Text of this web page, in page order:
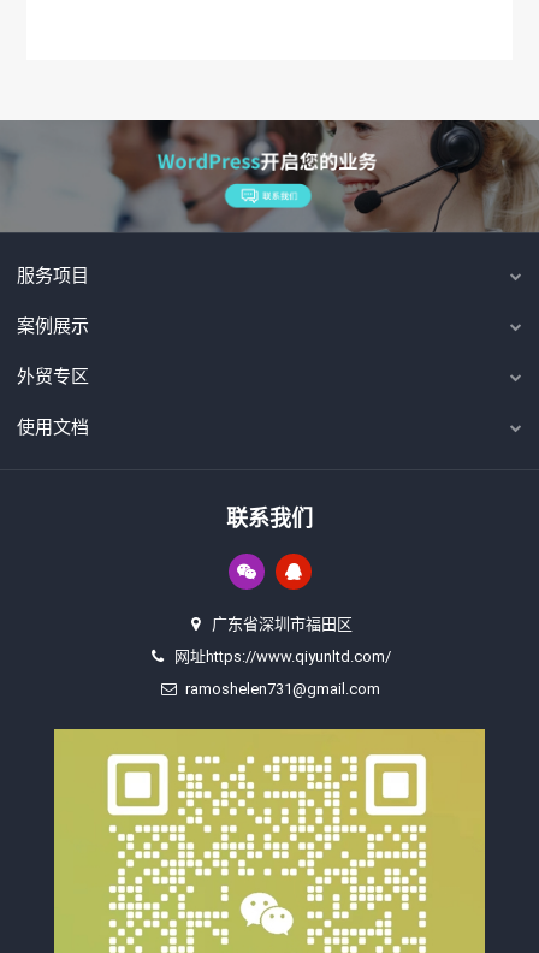
服务项目
案例展示
外贸专区
使用文档
联系我们
广东省深圳市福田区
网址https://www.qiyunltd.com/
ramoshelen731@gmail.com